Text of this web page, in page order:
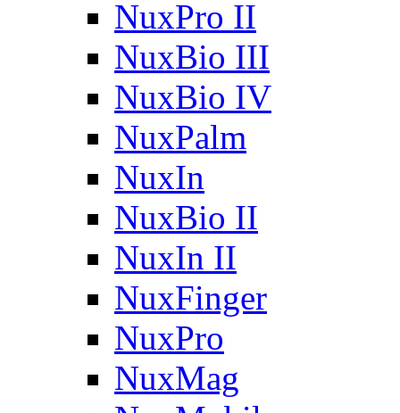
NuxPro II
NuxBio III
NuxBio IV
NuxPalm
NuxIn
NuxBio II
NuxIn II
NuxFinger
NuxPro
NuxMag